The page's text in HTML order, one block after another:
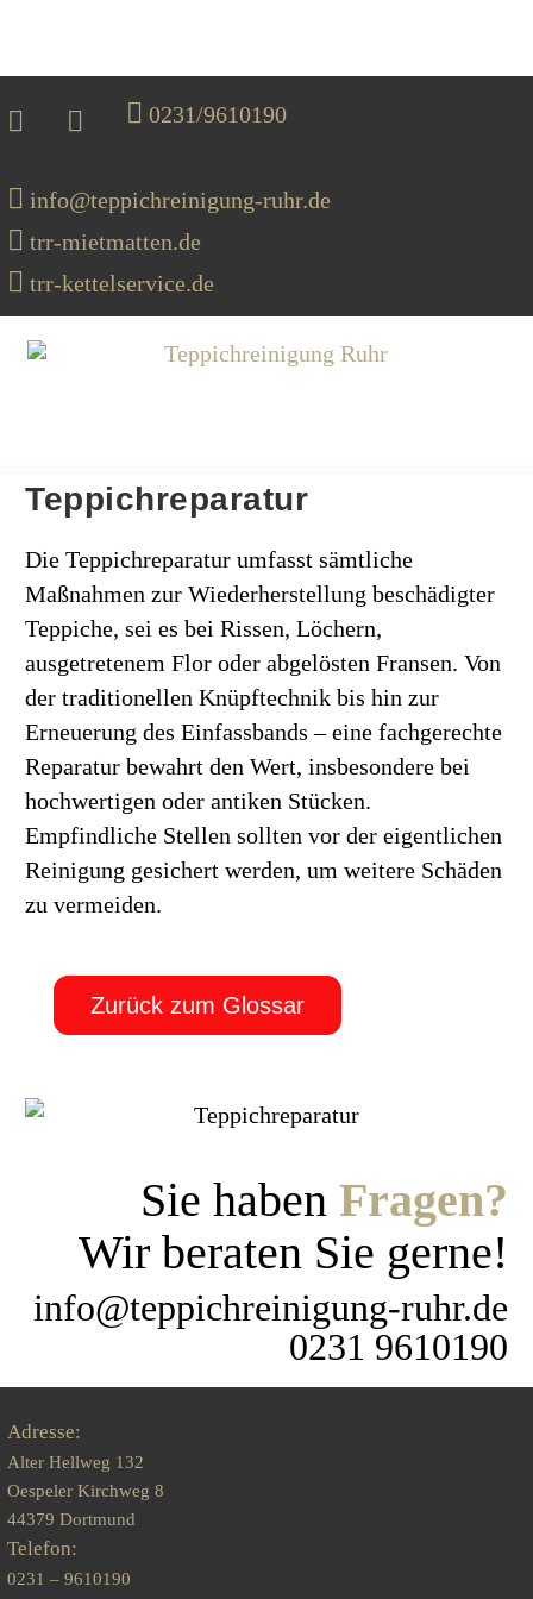
0231/9610190
info@teppichreinigung-ruhr.de
trr-mietmatten.de
trr-kettelservice.de
Teppichreparatur
Die Teppichreparatur umfasst sämtliche
Maßnahmen zur Wiederherstellung beschädigter
Teppiche, sei es bei Rissen, Löchern,
ausgetretenem Flor oder abgelösten Fransen. Von
der traditionellen Knüpftechnik bis hin zur
Erneuerung des Einfassbands – eine fachgerechte
Reparatur bewahrt den Wert, insbesondere bei
hochwertigen oder antiken Stücken.
Empfindliche Stellen sollten vor der eigentlichen
Reinigung gesichert werden, um weitere Schäden
zu vermeiden.
Zurück zum Glossar
Sie haben Fragen?
Wir beraten Sie gerne!
info@teppichreinigung-ruhr.de
0231 9610190
Adresse:
Alter Hellweg 132
Oespeler Kirchweg 8
44379 Dortmund
Telefon:
0231 – 9610190